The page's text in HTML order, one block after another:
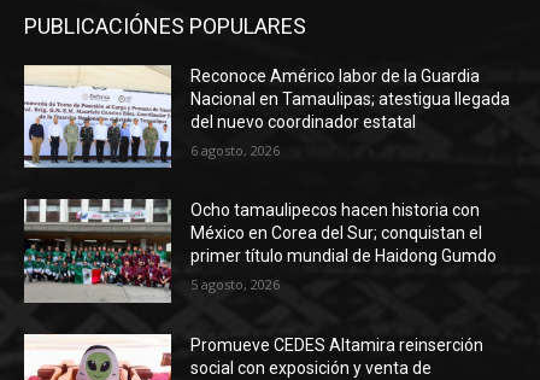
PUBLICACIÓNES POPULARES
Reconoce Américo labor de la Guardia
Nacional en Tamaulipas; atestigua llegada
del nuevo coordinador estatal
6 agosto, 2026
Ocho tamaulipecos hacen historia con
México en Corea del Sur; conquistan el
primer título mundial de Haidong Gumdo
5 agosto, 2026
Promueve CEDES Altamira reinserción
social con exposición y venta de